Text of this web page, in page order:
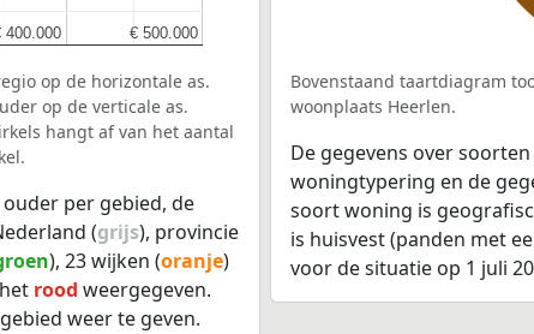
400.000
400.000 € 500.000
€ 500.000
op de horizontale as.
op de verticale as.
hangt af van het aantal
per gebied, de
(grijs), provincie
), 23 wijken (oranje)
rood weergegeven.
weer te geven.
Bovenstaand taartdiagram
woonplaats Heerlen.
De gegevens over
woningtypering en de
soort woning is
is huisvest (panden met
voor de situatie op 1 juli